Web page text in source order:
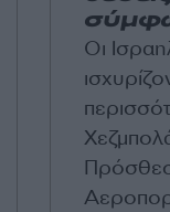
Οι